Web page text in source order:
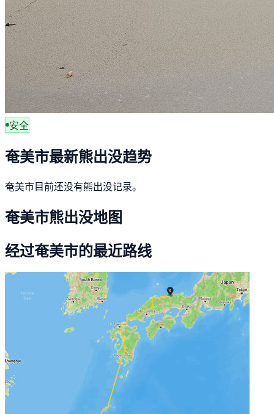
安全
奄美市最新熊出没趋势
奄美市目前还没有熊出没记录。
奄美市熊出没地图
经过奄美市的最近路线